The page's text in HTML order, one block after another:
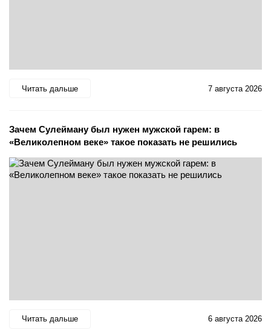
Читать дальше 7 августа 2026
Зачем Сулейману был нужен мужской гарем: в
«Великолепном веке» такое показать не решились
Читать дальше 6 августа 2026